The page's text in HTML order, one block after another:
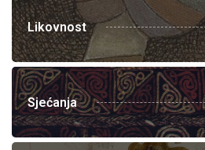
Likovnost
Sjećanja